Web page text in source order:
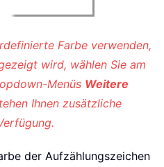
Farbe verwenden,
wird, wählen Sie am
Menüs Weitere
Ihnen zusätzliche
der Aufzählungszeichen